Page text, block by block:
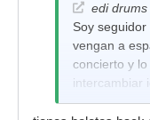
edi
Soy
vengan a
concierto y
intercambiar